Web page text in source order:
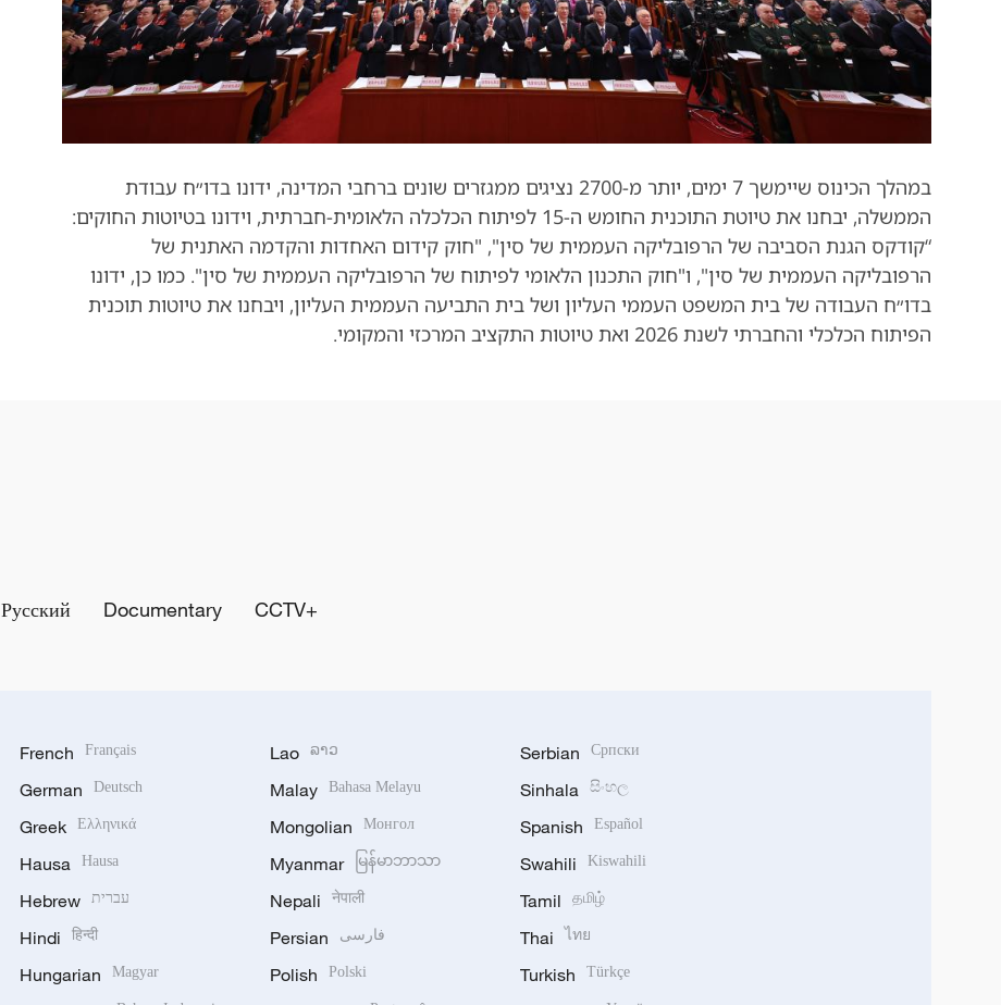
במהלך הכינוס שיימשך 7 ימים, יותר מ-2700 נציגים ממגזרים שונים ברחבי המדינה, ידונו בדו״ח עבודת
הממשלה, יבחנו את טיוטת התוכנית החומש ה-15 לפיתוח הכלכלה הלאומית-חברתית, וידונו בטיוטות החוקים:
“קודקס הגנת הסביבה של הרפובליקה העממית של סין", "חוק קידום האחדות והקדמה האתנית של
הרפובליקה העממית של סין", ו"חוק התכנון הלאומי לפיתוח של הרפובליקה העממית של סין". כמו כן, ידונו
בדו״ח העבודה של בית המשפט העממי העליון ושל בית התביעה העממית העליון, ויבחנו את טיוטות תוכנית
הפיתוח הכלכלי והחברתי לשנת 2026 ואת טיוטות התקציב המרכזי והמקומי.
Русский Documentary CCTV+
French Français
German Deutsch
Greek Ελληνικά
Hausa Hausa
Hebrew עברית
Hindi हिन्दी
Hungarian Magyar
Lao ລາວ
Malay Bahasa Melayu
Mongolian Монгол
Myanmar မြန်မာဘာသာ
Nepali नेपाली
Persian فارسی
Polish Polski
Serbian Српски
Sinhala සිංහල
Spanish Español
Swahili Kiswahili
Tamil தமிழ்
Thai ไทย
Turkish Türkçe